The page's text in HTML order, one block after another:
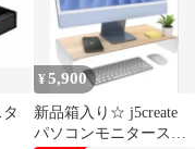
¥5,900
新品箱入り☆ j5create
パソコンモニタースタ